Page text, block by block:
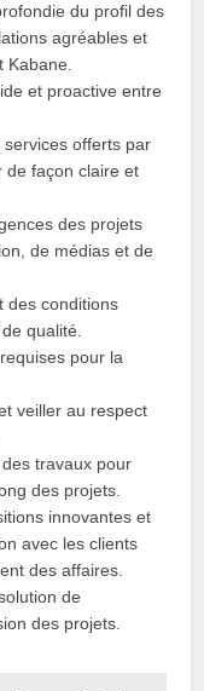
du profil des
agréables et
et proactive entre
services offerts par
de façon claire et
des projets
de médias et de
des conditions
qualité.
pour la
veiller au respect
travaux pour
des projets.
innovantes et
avec les clients
des affaires.
de
des projets.